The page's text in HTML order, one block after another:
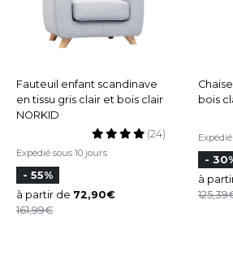
Fauteuil enfant scandinave
en tissu gris clair et bois clair
NORKID
Expédié sous 10 jours
(24)
- 55%
à partir de 72,90
161,99
bois
-
à